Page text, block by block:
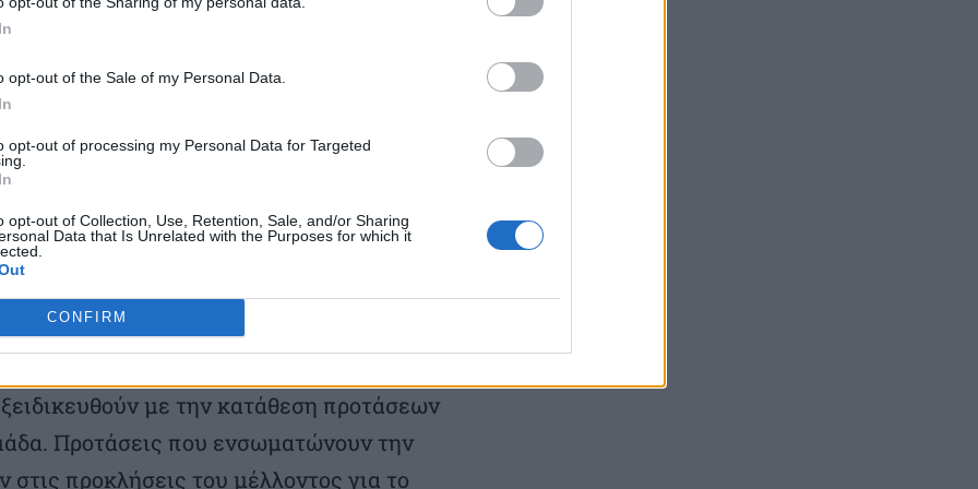
opt-out of the Sale of my Personal Data.
opt-out of processing my Personal Data for Targeted
opt-out of Collection, Use, Retention, Sale, and/or Sharing
Data that Is Unrelated with the Purposes for which it
CONFIRM
πρόσληψης και τον χειρισμό της
στη Βουλή, την περασμένη Πέμπτη, για
υπογραμμίζει: «Στη συζήτηση που
επεσήμανε κάτι θεμελιώδες: ότι η
όχι αφορμές διχασμού. Η ενότητα
για όσα ζητήματα αφορούν την
μας, όπως η Συνταγματική
παρουσίασε συγκροτημένα ένα
με την κατάθεση προτάσεων
Προτάσεις που ενσωματώνουν την
στις προκλήσεις του μέλλοντος για το